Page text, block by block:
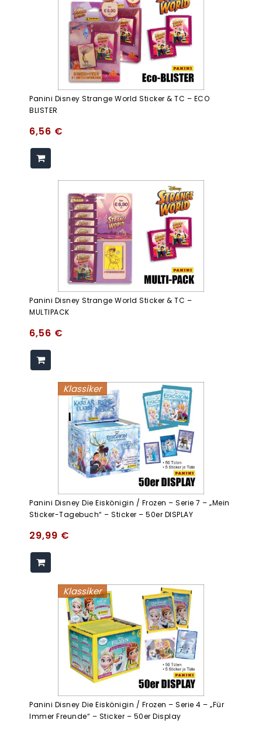
Panini Disney Strange World Sticker & TC – ECO
BLISTER
6,56 €
Panini Disney Strange World Sticker & TC –
MULTIPACK
6,56 €
Klassiker
Panini Disney Die Eiskönigin / Frozen – Serie 7 – „Mein
Sticker-Tagebuch“ – Sticker – 50er DISPLAY
29,99 €
Klassiker
Panini Disney Die Eiskönigin / Frozen – Serie 4 – „Für
Immer Freunde“ – Sticker – 50er Display